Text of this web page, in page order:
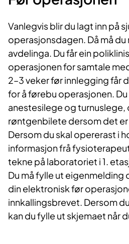
Vanlegvis blir du lagt inn på
operasjonsdagen. Då må
avdelinga. Du får ein
operasjonen for samtale
2–3 veker før innlegging får
for å førebu operasjonen.
anestesilege og turnuslege,
røntgenbilete dersom det
Dersom du skal opererast i
informasjon frå
tekne på laboratoriet i 1.
Du må fylle ut eigenmelding
din elektronisk før
innkallingsbrevet. Dersom
kan du fylle ut skjemaet når